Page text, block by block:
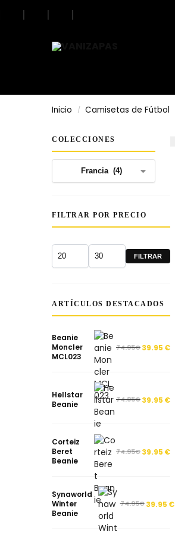
| | |
Search
Inicio / Camisetas de Fútbol
COLECCIONES
FILTRAR POR PRECIO
FILTRAR
ARTÍCULOS DESTACADOS
Beanie
Moncler
MCL023
74.95€39.95 €
Hellstar
Beanie
74.95€39.95 €
Corteiz
Beret
Beanie
74.95€39.95 €
Synaworld
Winter
Beanie
74.95€ 39.95 €